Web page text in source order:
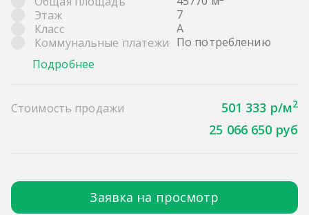
Этаж
7
Класс
A
Коммунальные платежи По потреблению
Подробнее
Стоимость продажи 501 333 р/м2
25 066 650 руб
Заявка на просмотр